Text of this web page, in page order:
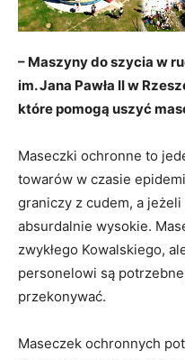
– Maszyny do szycia w
im. Jana Pawła II w
które pomogą uszyć
Maseczki ochronne to
towarów w czasie
graniczy z cudem, a
absurdalnie wysokie.
zwykłego Kowalskiego,
personelowi są
przekonywać.
Maseczek ochronnych